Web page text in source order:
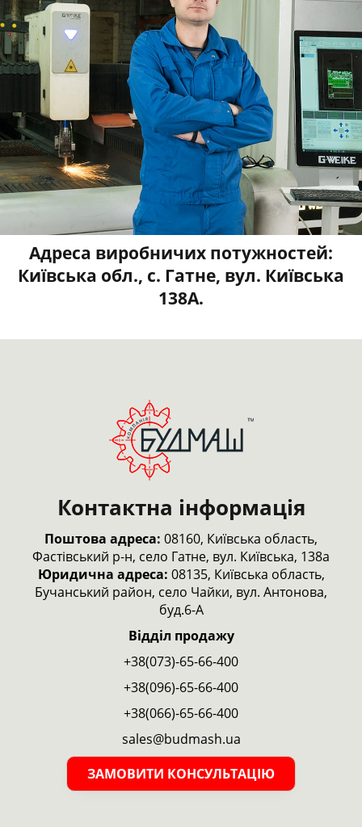
Адреса виробничих потужностей:
Київська обл., с. Гатне, вул. Київська
138А.
Контактна інформація
Поштова адреса: 08160, Київська область,
Фастівський р-н, село Гатне, вул. Київська, 138а
Юридична адреса: 08135, Київська область,
Бучанський район, село Чайки, вул. Антонова,
буд.6-А
Відділ продажу
+38(073)-65-66-400
+38(096)-65-66-400
+38(066)-65-66-400
sales@budmash.ua
ЗАМОВИТИ КОНСУЛЬТАЦІЮ